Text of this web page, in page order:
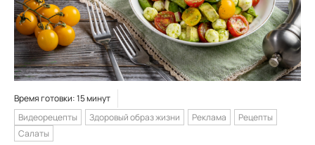
Время готовки: 15 минут
Видеорецепты
Здоровый образ жизни Реклама
Рецепты
Салаты